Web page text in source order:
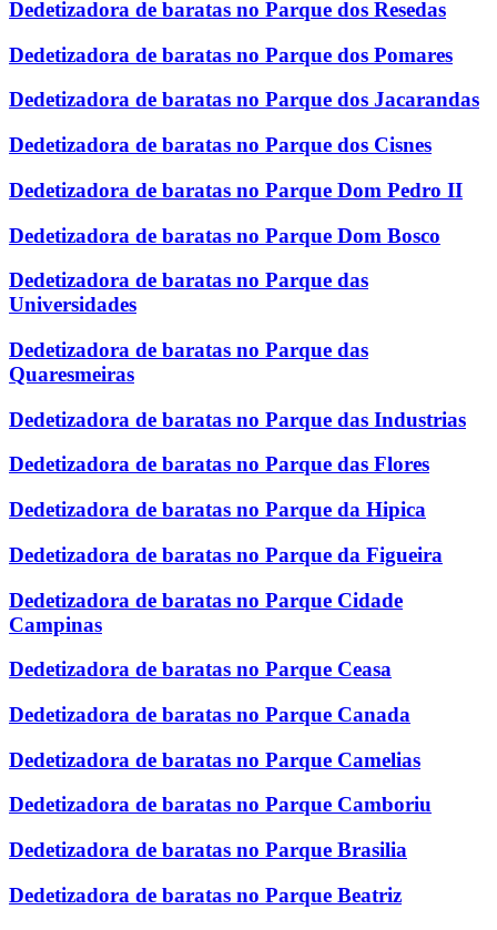
Dedetizadora de baratas no Parque dos Resedas
Dedetizadora de baratas no Parque dos Pomares
Dedetizadora de baratas no Parque dos Jacarandas
Dedetizadora de baratas no Parque dos Cisnes
Dedetizadora de baratas no Parque Dom Pedro II
Dedetizadora de baratas no Parque Dom Bosco
Dedetizadora de baratas no Parque das
Universidades
Dedetizadora de baratas no Parque das
Quaresmeiras
Dedetizadora de baratas no Parque das Industrias
Dedetizadora de baratas no Parque das Flores
Dedetizadora de baratas no Parque da Hipica
Dedetizadora de baratas no Parque da Figueira
Dedetizadora de baratas no Parque Cidade
Campinas
Dedetizadora de baratas no Parque Ceasa
Dedetizadora de baratas no Parque Canada
Dedetizadora de baratas no Parque Camelias
Dedetizadora de baratas no Parque Camboriu
Dedetizadora de baratas no Parque Brasilia
Dedetizadora de baratas no Parque Beatriz